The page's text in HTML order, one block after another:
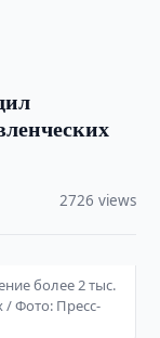
2726 views
более 2 тыс.
/ Фото: Пресс-